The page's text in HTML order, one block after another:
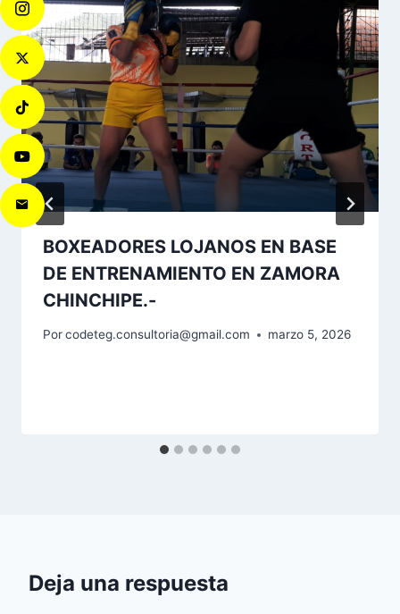
BOXEADORES LOJANOS EN BASE
DE ENTRENAMIENTO EN ZAMORA
CHINCHIPE.-
Porcodeteg.consultoria@gmail.com marzo 5, 2026
Deja una respuesta